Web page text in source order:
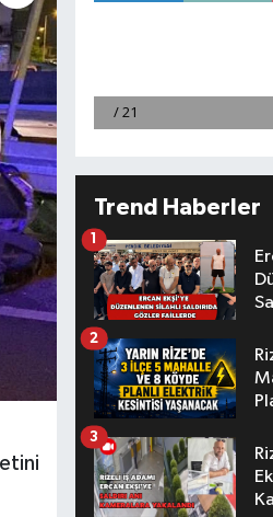
Trend Haberler
1
2
3